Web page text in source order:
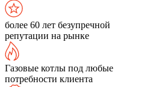
более 60 лет безупречной
репутации на рынке
Газовые котлы под любые
потребности клиента